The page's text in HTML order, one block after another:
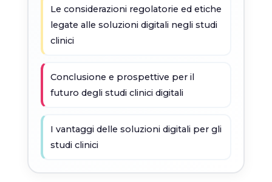
Le considerazioni regolatorie ed etiche
legate alle soluzioni digitali negli studi
clinici
Conclusione e prospettive per il
futuro degli studi clinici digitali
I vantaggi delle soluzioni digitali per gli
studi clinici